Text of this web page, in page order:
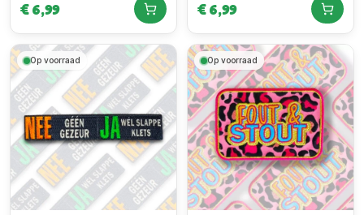
€6,99 €6,99
Op voorraad Op voorraad